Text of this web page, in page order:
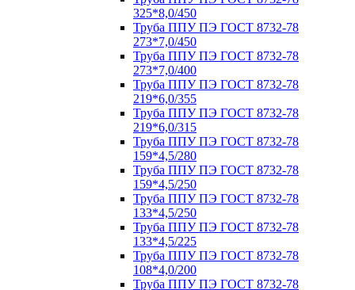
325*8,0/450
Труба ППУ ПЭ ГОСТ 8732-78
273*7,0/450
Труба ППУ ПЭ ГОСТ 8732-78
273*7,0/400
Труба ППУ ПЭ ГОСТ 8732-78
219*6,0/355
Труба ППУ ПЭ ГОСТ 8732-78
219*6,0/315
Труба ППУ ПЭ ГОСТ 8732-78
159*4,5/280
Труба ППУ ПЭ ГОСТ 8732-78
159*4,5/250
Труба ППУ ПЭ ГОСТ 8732-78
133*4,5/250
Труба ППУ ПЭ ГОСТ 8732-78
133*4,5/225
Труба ППУ ПЭ ГОСТ 8732-78
108*4,0/200
Труба ППУ ПЭ ГОСТ 8732-78